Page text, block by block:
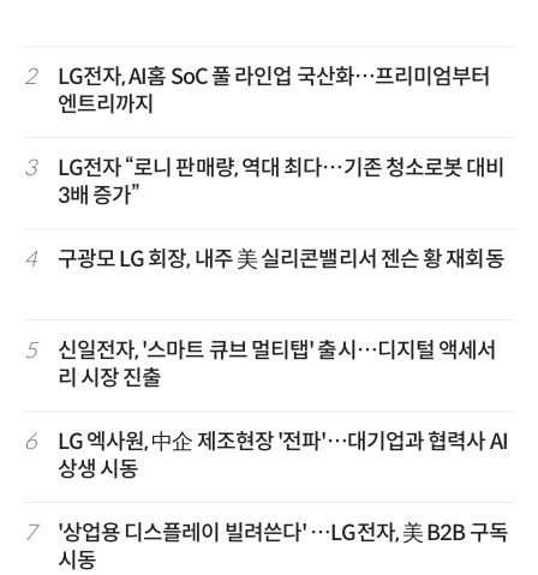
2
LG전자, AI홈 SoC 풀 라인업 국산화…프리미엄부터
엔트리까지
3
LG전자 “로니 판매량, 역대 최다…기존 청소로봇 대비
3배 증가”
4 구광모 LG 회장, 내주 美 실리콘밸리서 젠슨 황 재회동
5
신일전자, '스마트 큐브 멀티탭' 출시…디지털 액세서
리 시장 진출
6
LG 엑사원, 中企 제조현장 '전파'…대기업과 협력사 AI
상생 시동
7
'상업용 디스플레이 빌려쓴다' …LG전자, 美 B2B 구독
시동